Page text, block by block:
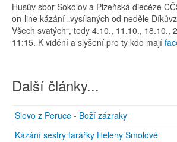
Husův sbor Sokolov a Plzeňská diecéze
on-line kázání „vysílaných od neděle
Všech svatých“, tedy 4.10., 11.10., 18.10.,
11:15. K vidění a slyšení pro ty kdo mají
Další články...
Slovo z Peruce - Boží zázraky
Kázání sestry farářky Heleny Smolové